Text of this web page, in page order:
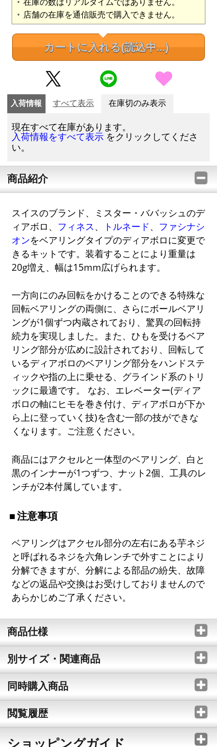
店舗の在庫を通信販売で購入できません。
カートに入れる(読込中...)
入荷情報 すべて表示 在庫切のみ表示
現在すべて在庫があります。
入荷情報をすべて表示 をクリックしてくださ
い。
商品紹介
スイスのブランド、ミスター・ババッシュのデ
ィアボロ、 フィネス 、 トルネード、 ファシナシ
オンをベアリングタイプのディアボロに変更で
きるキットです。装着することにより重量は
20g増え、幅は15mm広げられます。
一方向にのみ回転をかけることのできる特殊な
回転ベアリングの両側に、さらにボールベアリ
ングが1個ずつ内蔵されており、驚異の回転持
続力を実現しました。また、ひもを受けるベア
リング部分が広めに設計されており、回転して
いるディアボロのベアリング部分をハンドステ
ィックや指の上に乗せる、グラインド系のトリ
ックに最適です。 なお、エレベーター(ディア
ボロの軸にヒモを巻き付け、ディアボロが下か
ら上に登っていく技)を含む一部の技ができな
くなります。ご注意ください。
商品にはアクセルと一体型のベアリング、白と
黒のインナーが1つずつ、ナット2個、工具のレ
ンチが2本付属しています。
注意事項
ベアリングはアクセル部分の左右にある芋ネジ
と呼ばれるネジを六角レンチで外すことにより
分解できますが、分解による部品の紛失、故障
などの返品や交換はお受けしておりませんので
あらかじめご了承ください。
商品仕様
別サイズ・関連商品
同時購入商品
閲覧履歴
ショッピングガイド